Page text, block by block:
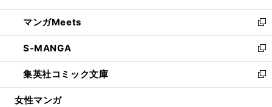
開
く
ウ
で
開
く
ン
ド
ウ
で
開
く
ウ
ィ
ン
ド
ウ
で
開
し
い
ウ
ィ
ン
ド
ウ
マンガMeets
新
し
い
ウ
ィ
ン
S-MANGA
新
し
い
ウ
集英社コミック文庫
新
し
女性マンガ